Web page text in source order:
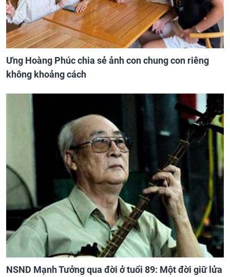
Ưng Hoàng Phúc chia sẻ ảnh con chung con riêng
không khoảng cách
NSND Mạnh Tưởng qua đời ở tuổi 89: Một đời giữ lửa